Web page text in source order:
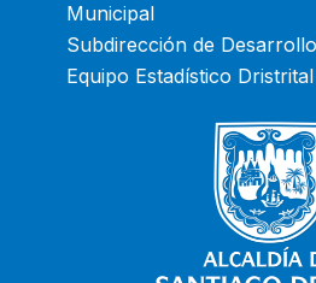
Municipal
Subdirección de
Equipo Estadístico Dristrital